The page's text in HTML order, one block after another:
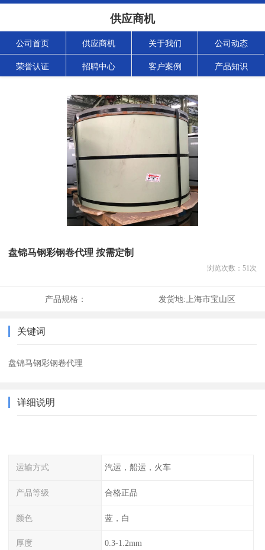
供应商机
公司首页 供应商机 关于我们 公司动态
荣誉认证 招聘中心 客户案例 产品知识
盘锦马钢彩钢卷代理 按需定制
浏览次数： 51次
产品规格： 发货地: 上海市宝山区
关键词
盘锦马钢彩钢卷代理
详细说明
运输方式 汽运，船运，火车
产品等级 合格正品
颜色 蓝，白
厚度 0.3-1.2mm